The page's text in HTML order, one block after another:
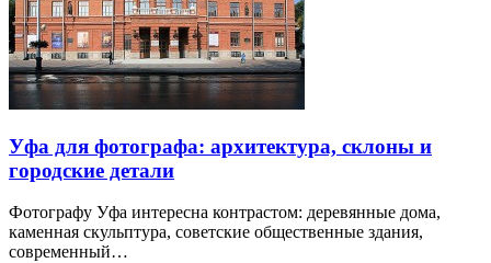
Уфа для фотографа: архитектура, склоны и
городские детали
Фотографу Уфа интересна контрастом: деревянные дома,
каменная скульптура, советские общественные здания,
современный…